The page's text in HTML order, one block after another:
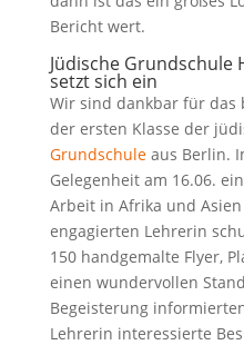
Bericht wert.
Jüdische Grundschule
setzt sich ein
Wir sind dankbar für das
der ersten Klasse der
Grundschuleaus Berlin.
Gelegenheit am 16.06.
Arbeit in Afrika und
engagierten Lehrerin
150 handgemalte Flyer,
einen wundervollen
Begeisterung
Lehrerin interessierte